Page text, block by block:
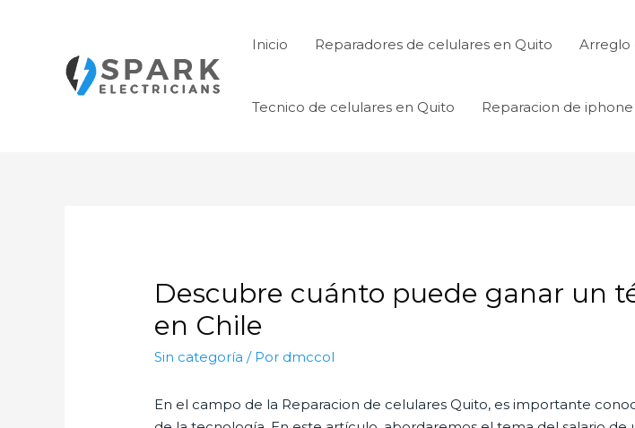
Inicio Reparadores de celulares en Quito Arreglo
Tecnico de celulares en Quito Reparacion de
Descubre cuánto puede ganar un
en Chile
Sin categoría / Por dmccol
En el campo de la Reparacion de celulares Quito, es importante